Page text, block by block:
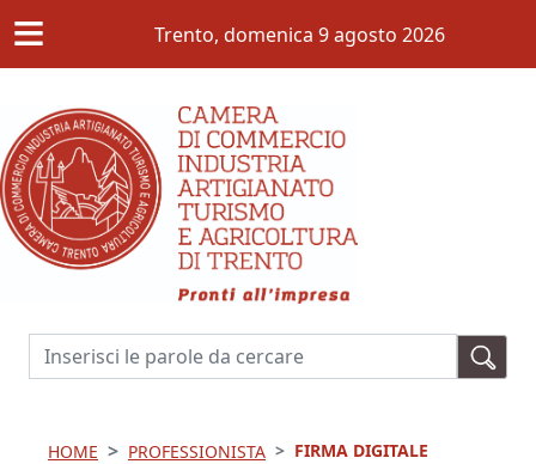
≡ Trento, domenica 9 agosto 2026
Cerca
HOME PROFESSIONISTA FIRMA DIGITALE